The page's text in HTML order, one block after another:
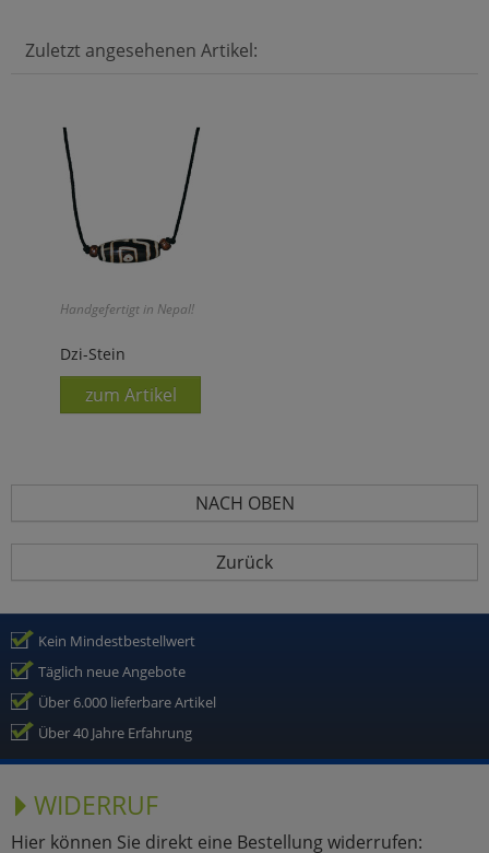
Zuletzt angesehenen Artikel:
Handgefertigt in Nepal!
Dzi-Stein
zum Artikel
NACH OBEN
Zurück
Kein Mindestbestellwert
Täglich neue Angebote
Über 6.000 lieferbare Artikel
Über 40 Jahre Erfahrung
WIDERRUF
Hier können Sie direkt eine Bestellung widerrufen: